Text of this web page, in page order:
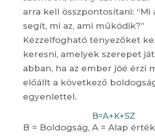
arra kell összpontosítani: “Mi
segít, mi az, ami működik?”
Kézzelfogható tényezőket
keresni, amelyek szerepet
abban, ha az ember jóé érzi
előállt a következő
egyenlettel.
B=A+K+SZ
B = Boldogság, A = Alap